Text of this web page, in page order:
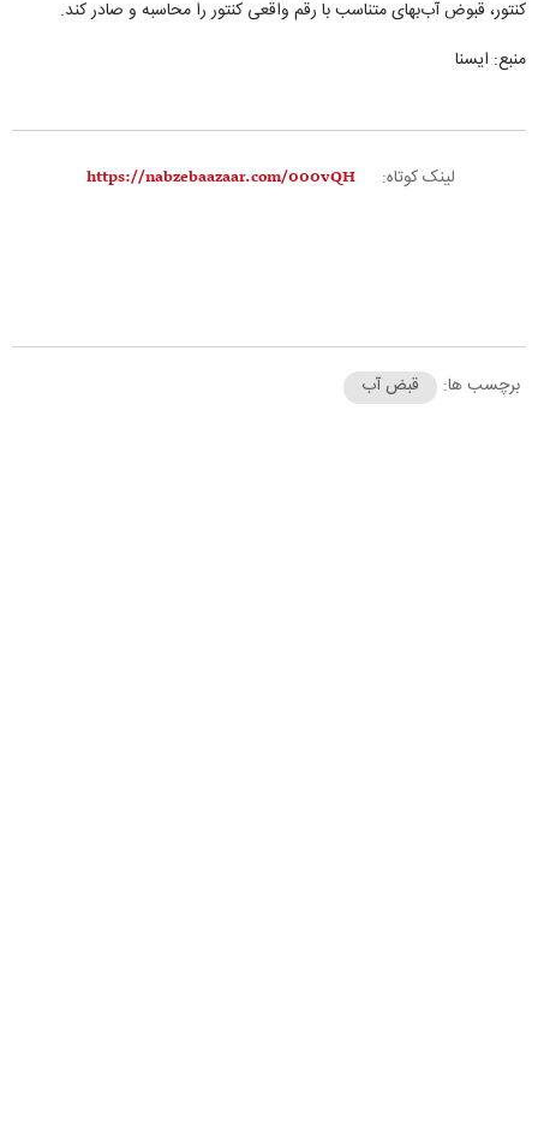
کنتور، قبوض آب‌بهای متناسب با رقم واقعی کنتور را محاسبه و صادر کند.
منبع: ایسنا
لینک کوتاه:
برچسب ها: قبض آب